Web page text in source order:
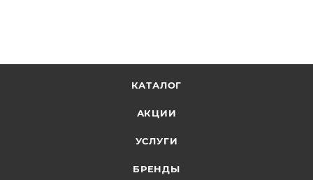
только после оплаты заказа. Один заказ может
не должна превышать 100 000 р.
КАТАЛОГ
АКЦИИ
УСЛУГИ
БРЕНДЫ